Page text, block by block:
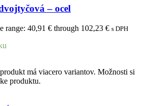
– ocel
range: 40,91 € through 102,23 € s DPH
má viacero variantov. Možnosti si
produktu.